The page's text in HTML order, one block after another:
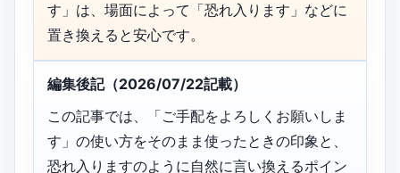
す」は、場面によって「恐れ入ります」などに
置き換えると安心です。
編集後記（2026/07/22記載）
この記事では、「ご手配をよろしくお願いしま
す」の使い方をそのまま使ったときの印象と、
恐れ入りますのように自然に言い換えるポイン